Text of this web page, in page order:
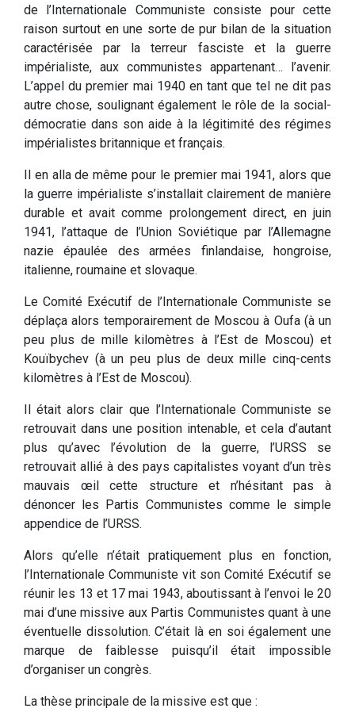
de l’Internationale Communiste consiste pour cette
raison surtout en une sorte de pur bilan de la situation
caractérisée par la terreur fasciste et la guerre
impérialiste, aux communistes appartenant… l’avenir.
L’appel du premier mai 1940 en tant que tel ne dit pas
autre chose, soulignant également le rôle de la social-
démocratie dans son aide à la légitimité des régimes
impérialistes britannique et français.
Il en alla de même pour le premier mai 1941, alors que
la guerre impérialiste s’installait clairement de manière
durable et avait comme prolongement direct, en juin
1941, l’attaque de l’Union Soviétique par l’Allemagne
nazie épaulée des armées finlandaise, hongroise,
italienne, roumaine et slovaque.
Le Comité Exécutif de l’Internationale Communiste se
déplaça alors temporairement de Moscou à Oufa (à un
peu plus de mille kilomètres à l’Est de Moscou) et
Kouïbychev (à un peu plus de deux mille cinq-cents
kilomètres à l’Est de Moscou).
Il était alors clair que l’Internationale Communiste se
retrouvait dans une position intenable, et cela d’autant
plus qu’avec l’évolution de la guerre, l’URSS se
retrouvait allié à des pays capitalistes voyant d’un très
mauvais œil cette structure et n’hésitant pas à
dénoncer les Partis Communistes comme le simple
appendice de l’URSS.
Alors qu’elle n’était pratiquement plus en fonction,
l’Internationale Communiste vit son Comité Exécutif se
réunir les 13 et 17 mai 1943, aboutissant à l’envoi le 20
mai d’une missive aux Partis Communistes quant à une
éventuelle dissolution. C’était là en soi également une
marque de faiblesse puisqu’il était impossible
d’organiser un congrès.
La thèse principale de la missive est que :